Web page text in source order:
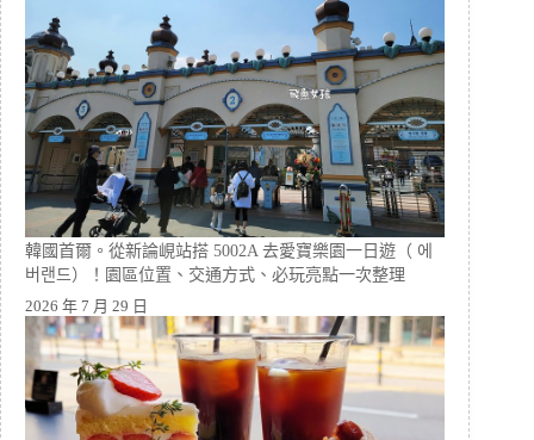
韓國首爾。從新論峴站搭 5002A 去愛寶樂園一日遊（ 에
버랜드）！園區位置、交通方式、必玩亮點一次整理
2026 年 7 月 29 日